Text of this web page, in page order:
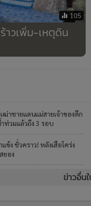
105
าวเพิ่ม-เหตุดิน
าชายแดนแม่สายเจ้าของตึก
ท่วมแล้วถึง 3 รอบ
ง ชั่วคราว! หลังเสือโคร่ง
ยอง
ข่าวอื่น